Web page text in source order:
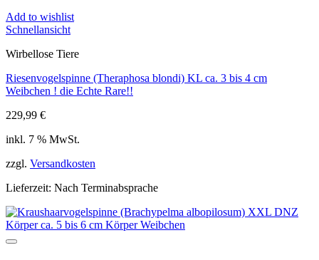
Add to wishlist
Schnellansicht
Wirbellose Tiere
Riesenvogelspinne (Theraphosa blondi) KL ca. 3 bis 4 cm
Weibchen ! die Echte Rare!!
229,99 €
inkl. 7 % MwSt.
zzgl. Versandkosten
Lieferzeit: Nach Terminabsprache